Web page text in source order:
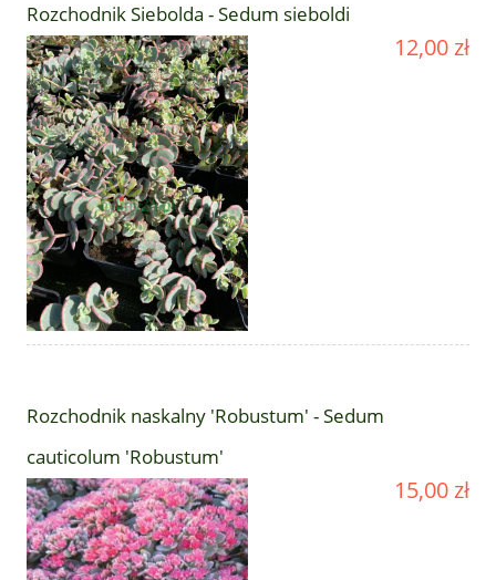
Rozchodnik Siebolda - Sedum sieboldi
12,00 zł
Rozchodnik naskalny 'Robustum' - Sedum
cauticolum 'Robustum'
15,00 zł